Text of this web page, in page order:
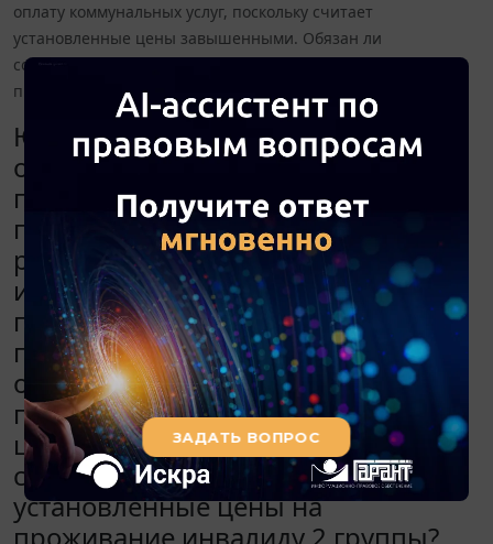
оплату коммунальных услуг, поскольку считает
установленные цены завышенными. Обязан ли
собственник общежития снизить установленные цены на
проживание инвалиду 2 группы?
Юридическое лицо имеет свое
общежитие, установлены цены на
проживание, в общежитии
предприятия проживает бывший
работник, который является
инвалидом 2 группы, имеет
постоянную прописку. Гражданин
просит предоставить льготы на
оплату коммунальных услуг,
поскольку считает установленные
цены завышенными. Обязан ли
собственник общежития снизить
установленные цены на